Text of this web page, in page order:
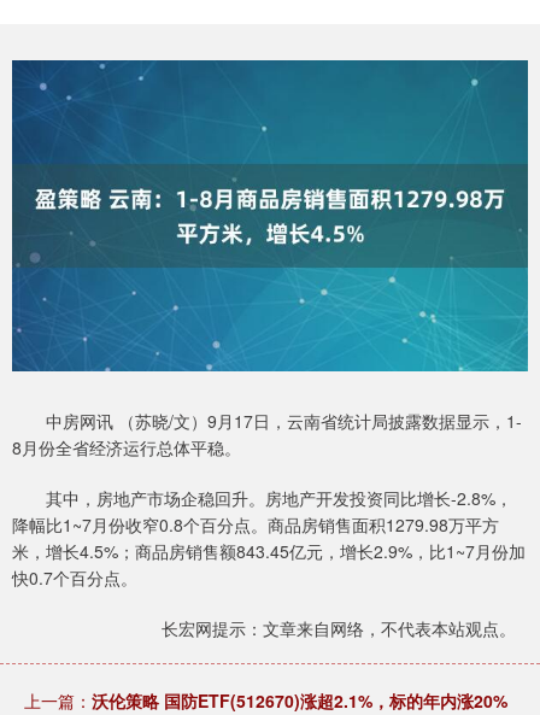
中房网讯 （苏晓/文）9月17日，云南省统计局披露数据显示，1-
8月份全省经济运行总体平稳。
其中，房地产市场企稳回升。房地产开发投资同比增长-2.8%，
降幅比1~7月份收窄0.8个百分点。商品房销售面积1279.98万平方
米，增长4.5%；商品房销售额843.45亿元，增长2.9%，比1~7月份加
快0.7个百分点。
长宏网提示：文章来自网络，不代表本站观点。
上一篇： 沃伦策略 国防ETF(512670)涨超2.1%，标的年内涨20%